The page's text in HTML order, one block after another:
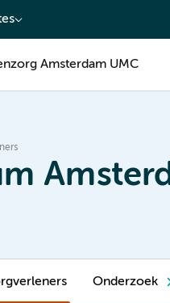
Amsterdam UMC
Onderzoek